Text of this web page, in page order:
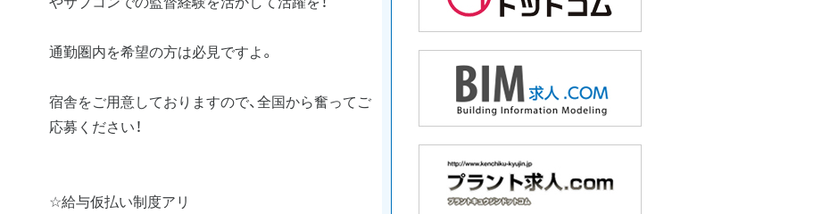
通勤圏内を希望の方は必見ですよ。
宿舎をご用意しておりますので、全国から奮ってご
応募ください！
☆給与仮払い制度アリ